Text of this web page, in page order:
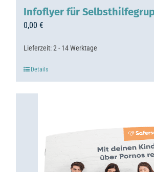
Infoflyer für
0,00 €
Lieferzeit:2 - 14 Werktage
Details